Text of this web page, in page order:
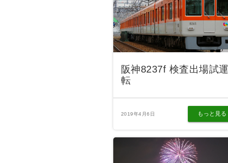
阪神8237f 検査出場試運
転
2019年4月6日 もっと見る